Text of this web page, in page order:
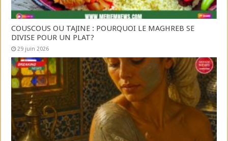
COUSCOUS OU TAJINE : POURQUOI LE MAGHREB SE
DIVISE POUR UN PLAT?
29 juin 2026